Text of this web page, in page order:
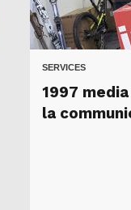
SERVICES
1997
la